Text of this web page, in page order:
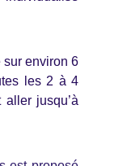
sur environ 6
les 2 à 4
jusqu’à